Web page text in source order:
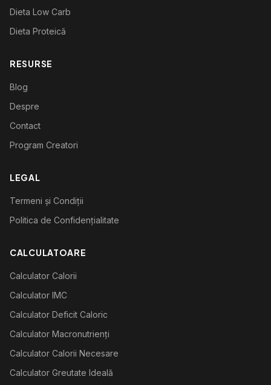
Dieta Low Carb
Dieta Proteică
RESURSE
Blog
Despre
Contact
Program Creatori
LEGAL
Termeni și Condiții
Politica de Confidențialitate
CALCULATOARE
Calculator Calorii
Calculator IMC
Calculator Deficit Caloric
Calculator Macronutrienți
Calculator Calorii Necesare
Calculator Greutate Ideală